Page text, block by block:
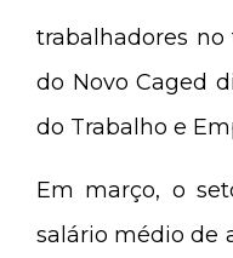
trabalhadores
do Novo Caged
do Trabalho e
Em março, o
salário médio de